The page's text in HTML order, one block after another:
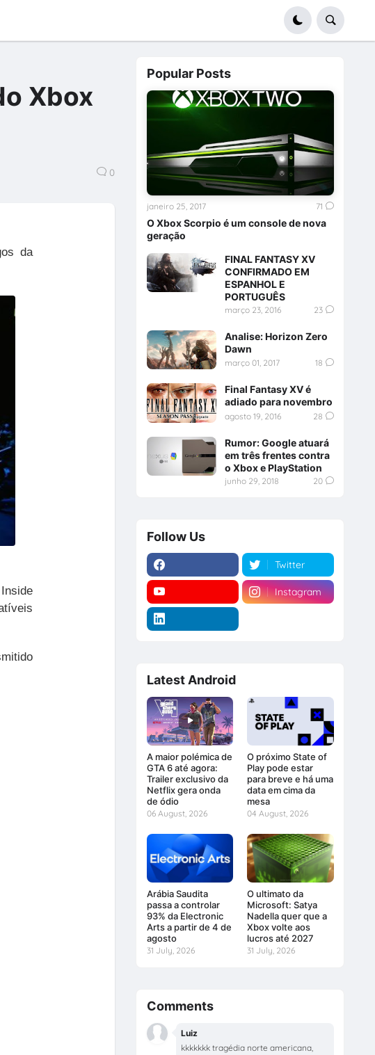
Xbox
0
da
Popular Posts
O Xbox Scorpio é um console de nova
geração
janeiro 25, 2017 71
FINAL FANTASY XV
CONFIRMADO EM
ESPANHOL E
PORTUGUÊS
março 23, 2016 23
Analise: Horizon Zero
Dawn
março 01, 2017 18
Final Fantasy XV é
adiado para novembro
agosto 19, 2016 28
Rumor: Google atuará
em três frentes contra
o Xbox e PlayStation
junho 29, 2018 20
Follow Us
Twitter
Instagram
Latest Android
A maior polémica de
GTA 6 até agora:
Trailer exclusivo da
Netflix gera onda
de ódio
06 August, 2026
O próximo State of
Play pode estar
para breve e há uma
data em cima da
mesa
04 August, 2026
Arábia Saudita
passa a controlar
93% da Electronic
Arts a partir de 4 de
agosto
31 July, 2026
O ultimato da
Microsoft: Satya
Nadella quer que a
Xbox volte aos
lucros até 2027
31 July, 2026
Comments
Luiz
kkkkkkk tragédia norte americana,